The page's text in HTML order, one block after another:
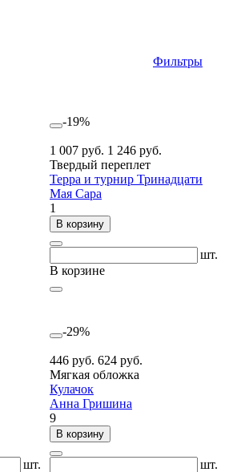
Фильтры
-19%
1 007 руб. 1 246 руб.
Твердый переплет
Терра и турнир Тринадцати
Мая Сара
1
В корзину
шт.
В корзине
шт.
-29%
446 руб. 624 руб.
Мягкая обложка
Кулачок
Анна Гришина
9
В корзину
шт.